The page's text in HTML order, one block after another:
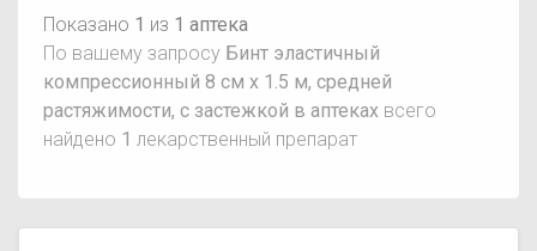
Показано 1 из 1 аптека
По вашему запросу Бинт эластичный
компрессионный 8 см х 1.5 м, средней
растяжимости, с застежкой в аптеках всего
найдено 1 лекарственный препарат